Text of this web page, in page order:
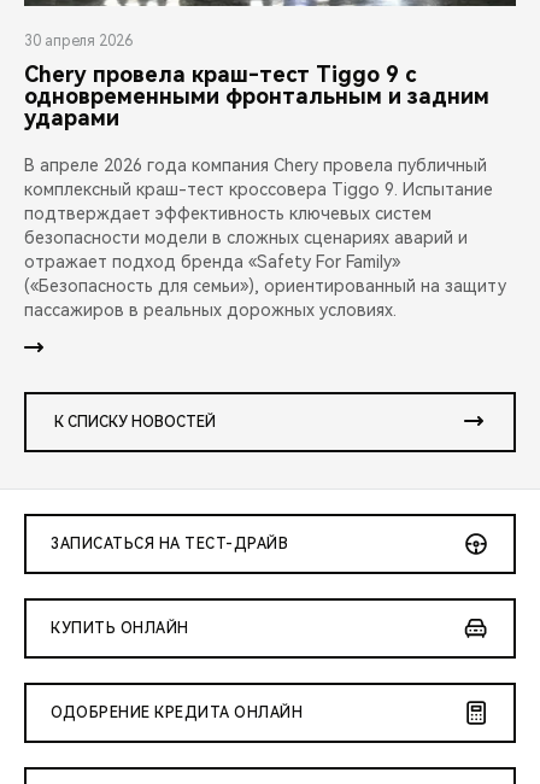
30 апреля 2026
Chery провела краш-тест Tiggo 9 с
одновременными фронтальным и задним
ударами
В апреле 2026 года компания Chery провела публичный
комплексный краш-тест кроссовера Tiggo 9. Испытание
подтверждает эффективность ключевых систем
безопасности модели в сложных сценариях аварий и
отражает подход бренда «Safety For Family»
(«Безопасность для семьи»), ориентированный на защиту
пассажиров в реальных дорожных условиях.
К СПИСКУ НОВОСТЕЙ
ЗАПИСАТЬСЯ НА ТЕСТ-ДРАЙВ
КУПИТЬ ОНЛАЙН
ОДОБРЕНИЕ КРЕДИТА ОНЛАЙН